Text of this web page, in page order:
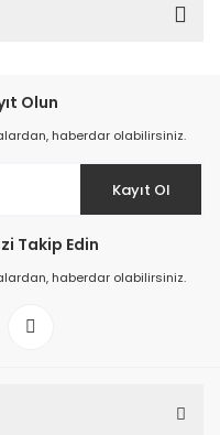
Olun
haberdar olabilirsiniz.
Kayıt Ol
Takip Edin
haberdar olabilirsiniz.